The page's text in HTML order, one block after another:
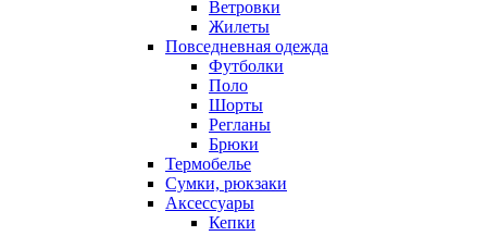
Ветровки
Жилеты
Повседневная одежда
Футболки
Поло
Шорты
Регланы
Брюки
Термобелье
Сумки, рюкзаки
Аксессуары
Кепки